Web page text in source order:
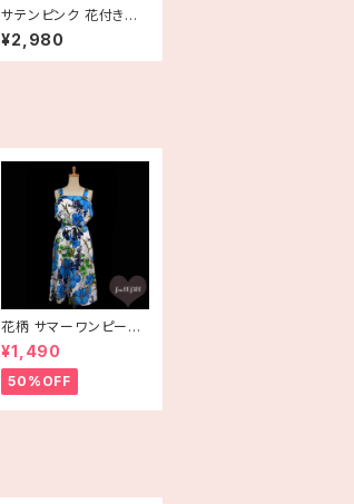
サテンピンク 花付きレ
ース お化粧ケープ 付け
襟 ビッグカラー 衿 メイ
クケープ デッドストック
¥2,980
花柄 サマーワンピース
サマードレス ハイビス
カス ブルー USA古着
HAWAII
¥1,490
50%OFF